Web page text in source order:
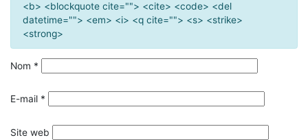
<b> <blockquote cite=""> <cite> <code> <del
datetime=""> <em> <i> <q cite=""> <s> <strike>
<strong>
Nom *
E-mail *
Site web